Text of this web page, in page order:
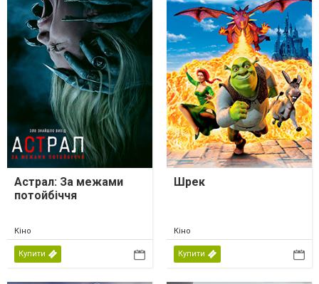
Астрал: За межами
потойбіччя
Кіно
Купити
Шрек
Кіно
Купити